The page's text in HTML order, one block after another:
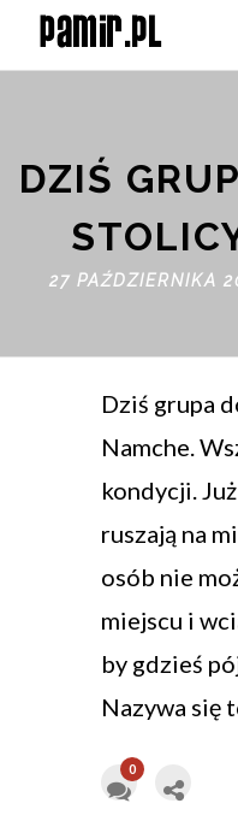
DZIŚ
27 PAŹDZIERNIKA
Dziś grupa
Namche.
kondycji.
ruszają na
osób nie
miejscu i
by gdzieś
Nazywa się
0